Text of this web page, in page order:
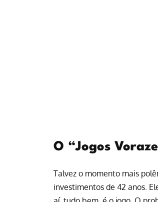
O “Jogos
Talvez o momento mais
investimentos de 42 anos.